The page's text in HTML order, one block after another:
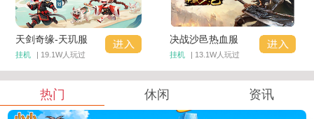
天剑奇缘-天玑服
挂机 | 19.1W人玩过
决战沙邑热血服
挂机 | 13.1W人玩过
热门 休闲 资讯